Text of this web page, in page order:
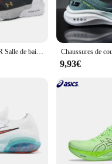
UNDER ARMOUR Salle de bain UA pour hommes VR Project Rock 2 Johnson Bull Head Low Fitness Outdoor Running Sports Trainers Size40-45 2024
9,93€